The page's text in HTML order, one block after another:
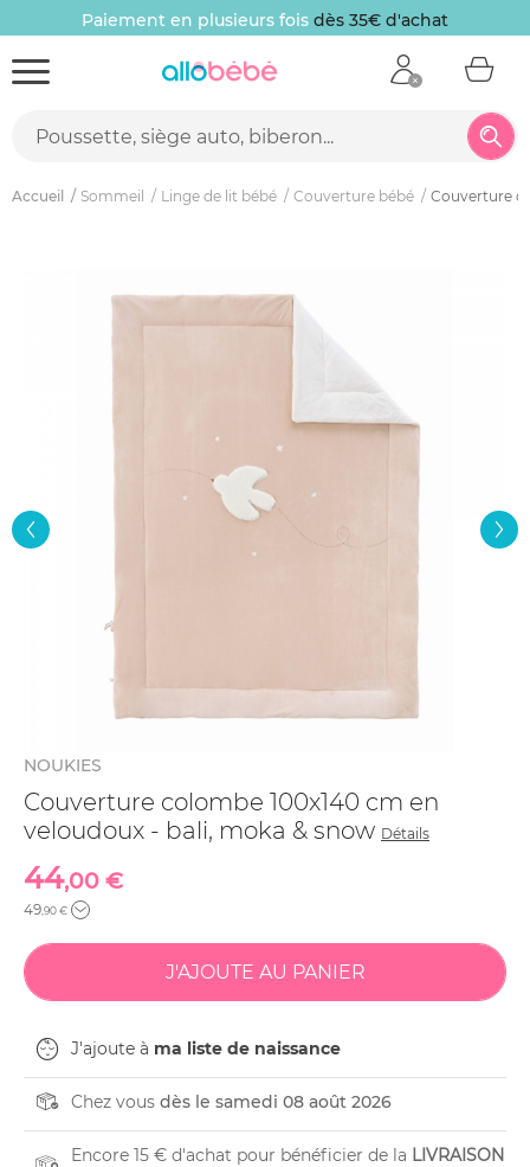
Paiement en plusieurs fois dès 35€ d'achat
Accueil Sommeil Linge de lit bébé Couverture bébé Couverture
NOUKIES
Couverture colombe 100x140 cm en
veloudoux - bali, moka & snow Détails
44,00 €
49,90 €
J'ajoute à ma liste de naissance
Chez vous dès le samedi 08 août 2026
Encore 15 € d'achat pour bénéficier de la LIVRAISON